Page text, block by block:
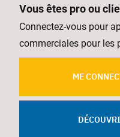
Vous êtes pro ou
Connectez-vous pour
commerciales pour les
ME